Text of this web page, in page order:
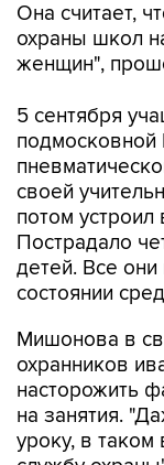
Она считает,
охраны школ
женщин",
5 сентября
своей
потом
Пострадало
детей. Все они
состоянии
Мишонова в
охранников
насторожить
на занятия.
уроку, в